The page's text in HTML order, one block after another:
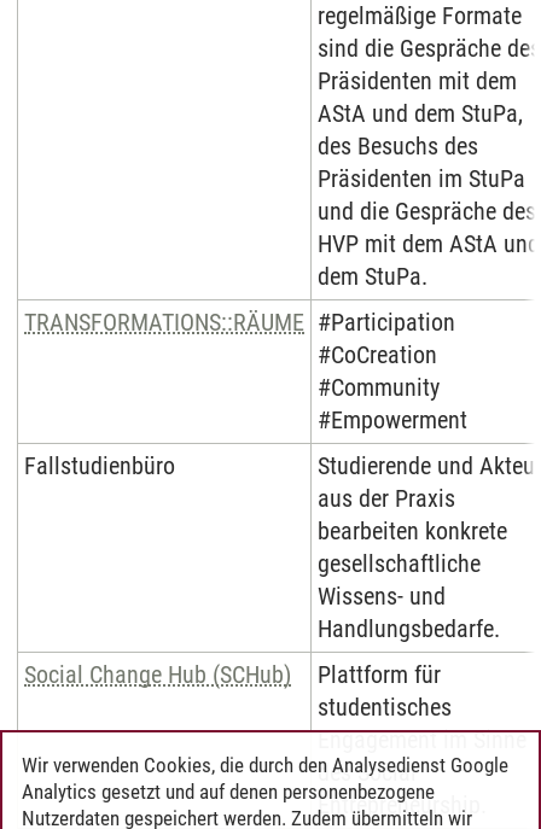
regelmäßige Formate
sind die Gespräche des
Präsidenten mit dem
AStA und dem StuPa,
des Besuchs des
Präsidenten im StuPa
und die Gespräche des
HVP mit dem AStA und
dem StuPa.
TRANSFORMATIONS::RÄUME #Participation
#CoCreation
#Community
#Empowerment
Fallstudienbüro
Studierende und
aus der Praxis
bearbeiten konkrete
gesellschaftliche
Wissens- und
Handlungsbedarfe.
Social Change Hub (SCHub)
Plattform für
studentisches
Engagement im Sinne
des Social
Entrepreneurship.
Wir verwenden Cookies, die durch den Analysedienst Google
Analytics gesetzt und auf denen personenbezogene
Nutzerdaten gespeichert werden. Zudem übermitteln wir